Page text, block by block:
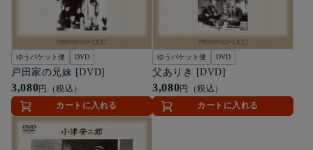
ゆうパケット便 DVD
戸田家の兄妹 [DVD]
3,080円（税込）
カートに入れる
ゆうパケット便 DVD
父ありき [DVD]
3,080円（税込）
カートに入れる